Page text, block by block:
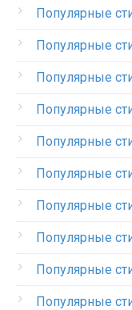
Популярные
Популярные
Популярные
Популярные
Популярные
Популярные
Популярные
Популярные
Популярные
Популярные